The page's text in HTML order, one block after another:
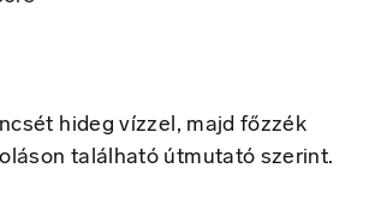
hideg vízzel, majd főzzék
található útmutató szerint.